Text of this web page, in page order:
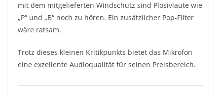
mit dem mitgelieferten Windschutz sind Plosivlaute wie
„P“ und „B“ noch zu hören. Ein zusätzlicher Pop-Filter
wäre ratsam.
Trotz dieses kleinen Kritikpunkts bietet das Mikrofon
eine exzellente Audioqualität für seinen Preisbereich.